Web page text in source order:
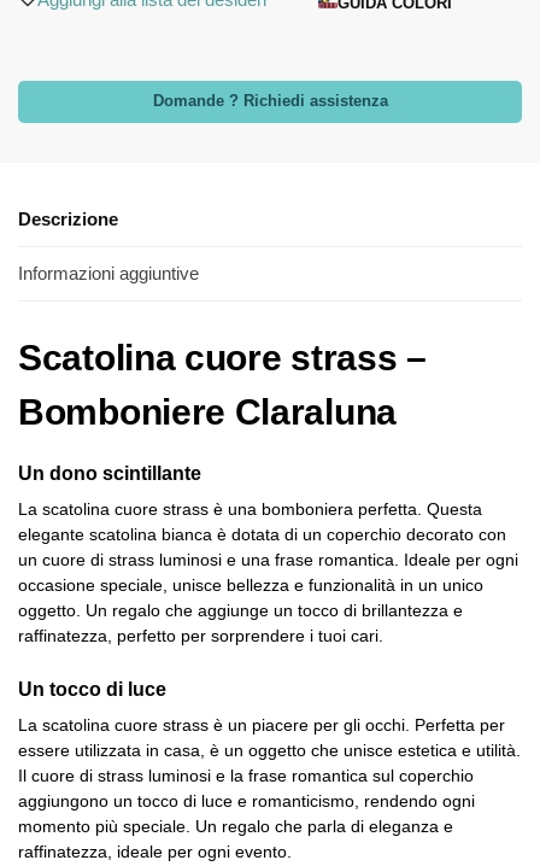
Domande ? Richiedi assistenza
Descrizione
Informazioni aggiuntive
Scatolina cuore strass –
Bomboniere Claraluna
Un dono scintillante
La scatolina cuore strass è una bomboniera perfetta. Questa
elegante scatolina bianca è dotata di un coperchio decorato con
un cuore di strass luminosi e una frase romantica. Ideale per ogni
occasione speciale, unisce bellezza e funzionalità in un unico
oggetto. Un regalo che aggiunge un tocco di brillantezza e
raffinatezza, perfetto per sorprendere i tuoi cari.
Un tocco di luce
La scatolina cuore strass è un piacere per gli occhi. Perfetta per
essere utilizzata in casa, è un oggetto che unisce estetica e utilità.
Il cuore di strass luminosi e la frase romantica sul coperchio
aggiungono un tocco di luce e romanticismo, rendendo ogni
momento più speciale. Un regalo che parla di eleganza e
raffinatezza, ideale per ogni evento.